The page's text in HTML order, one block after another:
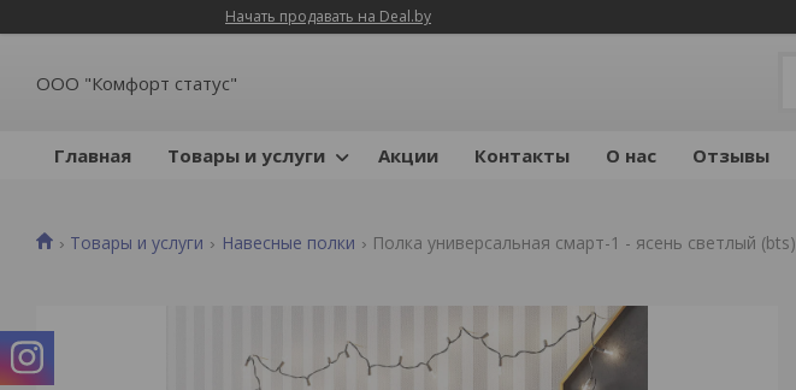
Начать продавать на Deal.by
ООО "Комфорт статус"
Главная Товары и услуги Акции Контакты О нас Отзывы
Товары и услуги Навесные полки Полка универсальная смарт-1 - ясень светлый (bts)